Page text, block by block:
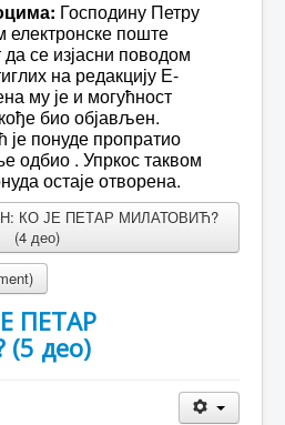
Господину Петру
електронске поште
се изјасни поводом
на редакцију Е-
му је и могућност
био објављен.
понуде пропратио
одбио . Упркос таквом
остаје отворена.
КО ЈЕ ПЕТАР МИЛАТОВИЋ?
(4 део)
ПЕТАР
део)